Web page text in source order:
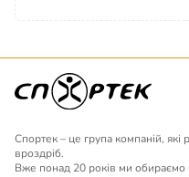
Спортек – це група компаній, які
вроздріб.
Вже понад 20 років ми обираємо